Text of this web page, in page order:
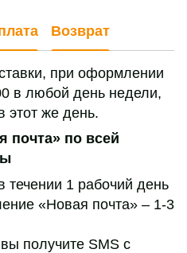
Возврат
при оформлении
в любой день недели,
этот же день.
почта» по всей
течении 1 рабочий день
«Новая почта» – 1-3
получите SMS с